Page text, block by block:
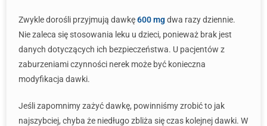
Zwykle dorośli przyjmują dawkę600 mgdwa razy dziennie.
Nie zaleca się stosowania leku u dzieci, ponieważ brak jest
danych dotyczących ich bezpieczeństwa. U pacjentów z
zaburzeniami czynności nerek może być konieczna
modyfikacja dawki.
Jeśli zapomnimy zażyć dawkę, powinniśmy zrobić to jak
najszybciej, chyba że niedługo zbliża się czas kolejnej dawki. W